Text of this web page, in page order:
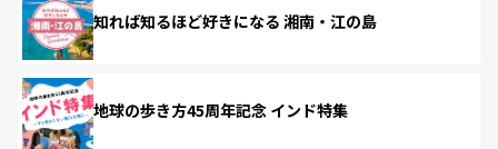
知れば知るほど好きになる 湘南・江の島
地球の歩き方45周年記念 インド特集